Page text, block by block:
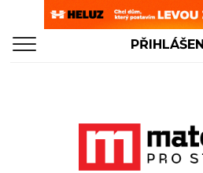
PŘIHLÁŠENÍ